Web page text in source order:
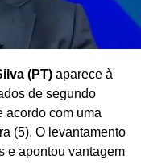
(PT)aparece à
de segundo
acordo com uma
(5). O levantamento
e apontou vantagem